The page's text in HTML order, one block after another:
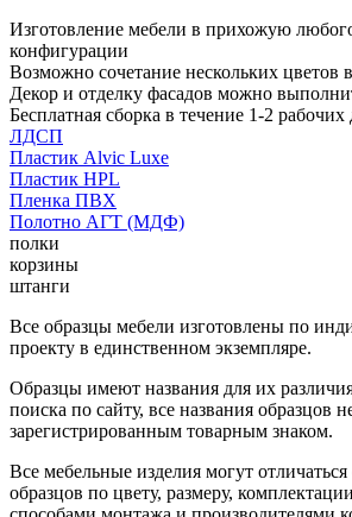
Изготовление мебели в прихожую
конфигурации
Возможно сочетание нескольких цветов
Декор и отделку фасадов можно
Бесплатная сборка в течение 1-2 рабочих
ЛДСП
Пластик Alvic Luxe
Пластик HPL
Пленка ПВХ
Полотно АГТ (МДФ)
полки
корзины
штанги
Все образцы мебели изготовлены по
проекту в единственном экземпляре.
Образцы имеют названия для их
поиска по сайту, все названия образцов
зарегистрированным товарным знаком.
Все мебельные изделия могут
образцов по цвету, размеру,